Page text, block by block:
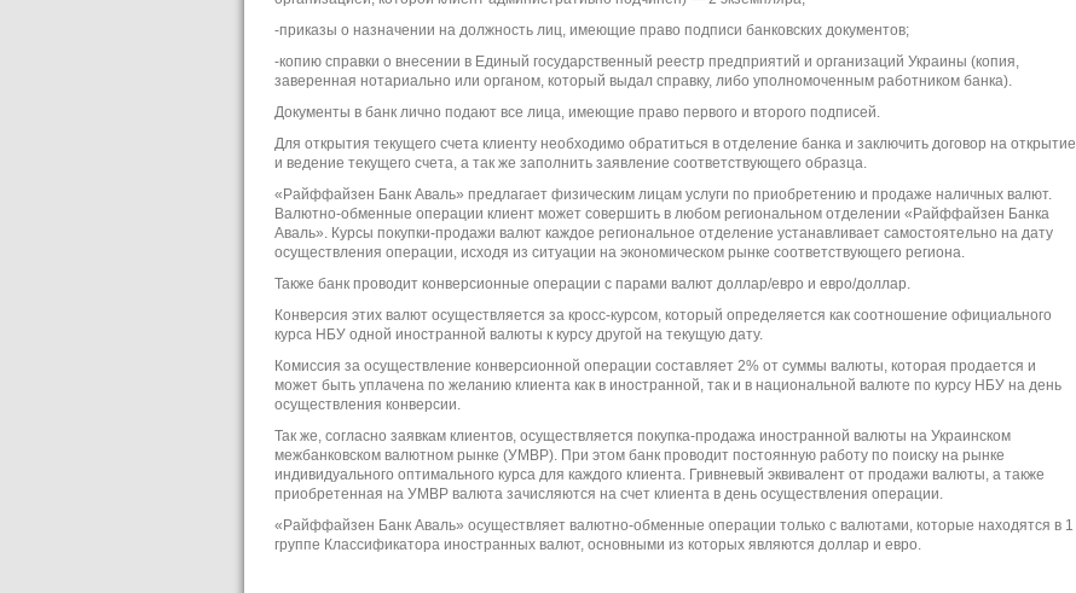
-приказы о назначении на должность лиц, имеющие право подписи банковских документов;
-копию справки о внесении в Единый государственный реестр предприятий и организаций Украины (копия,
заверенная нотариально или органом, который выдал справку, либо уполномоченным работником банка).
Документы в банк лично подают все лица, имеющие право первого и второго подписей.
Для открытия текущего счета клиенту необходимо обратиться в отделение банка и заключить договор на открытие
и ведение текущего счета, а так же заполнить заявление соответствующего образца.
«Райффайзен Банк Аваль» предлагает физическим лицам услуги по приобретению и продаже наличных валют.
Валютно-обменные операции клиент может совершить в любом региональном отделении «Райффайзен Банка
Аваль». Курсы покупки-продажи валют каждое региональное отделение устанавливает самостоятельно на дату
осуществления операции, исходя из ситуации на экономическом рынке соответствующего региона.
Также банк проводит конверсионные операции с парами валют доллар/евро и евро/доллар.
Конверсия этих валют осуществляется за кросс-курсом, который определяется как соотношение официального
курса НБУ одной иностранной валюты к курсу другой на текущую дату.
Комиссия за осуществление конверсионной операции составляет 2% от суммы валюты, которая продается и
может быть уплачена по желанию клиента как в иностранной, так и в национальной валюте по курсу НБУ на день
осуществления конверсии.
Так же, согласно заявкам клиентов, осуществляется покупка-продажа иностранной валюты на Украинском
межбанковском валютном рынке (УМВР). При этом банк проводит постоянную работу по поиску на рынке
индивидуального оптимального курса для каждого клиента. Гривневый эквивалент от продажи валюты, а также
приобретенная на УМВР валюта зачисляются на счет клиента в день осуществления операции.
«Райффайзен Банк Аваль» осуществляет валютно-обменные операции только с валютами, которые находятся в 1
группе Классификатора иностранных валют, основными из которых являются доллар и евро.